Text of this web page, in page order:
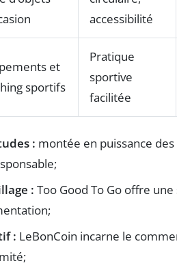
accessibilité
et
sportifs
Pratique
sportive
facilitée
: montée en puissance
: Too Good To Go offre
: LeBonCoin incarne le